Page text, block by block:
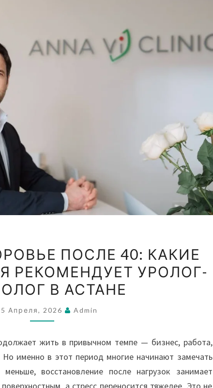
ЗДОРОВЬЕ
ПОСЛЕ
40:
ОБСЛЕДОВАНИЯ
УРОЛОГ-
АНДРОЛОГ
В
ПОСЛЕ 40: КАКИЕ
РЕКОМЕНДУЕТ УРОЛОГ-
В АСТАНЕ
Апреля, 2026 Admin
жить в привычном темпе — бизнес, работа,
Но именно в этот период многие начинают замечать
меньше, восстановление после нагрузок занимает